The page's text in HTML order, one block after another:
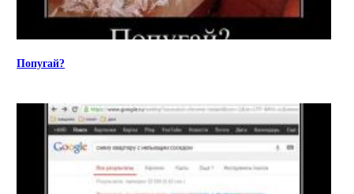
Попугай?